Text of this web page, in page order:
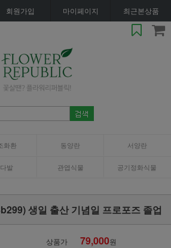
회원가입 마이페이지 최근본상품
화환 동양란 서양란
발 관엽식물 공기정화식물
생일 출산 기념일 프로포즈 졸업
상품가 79,000원